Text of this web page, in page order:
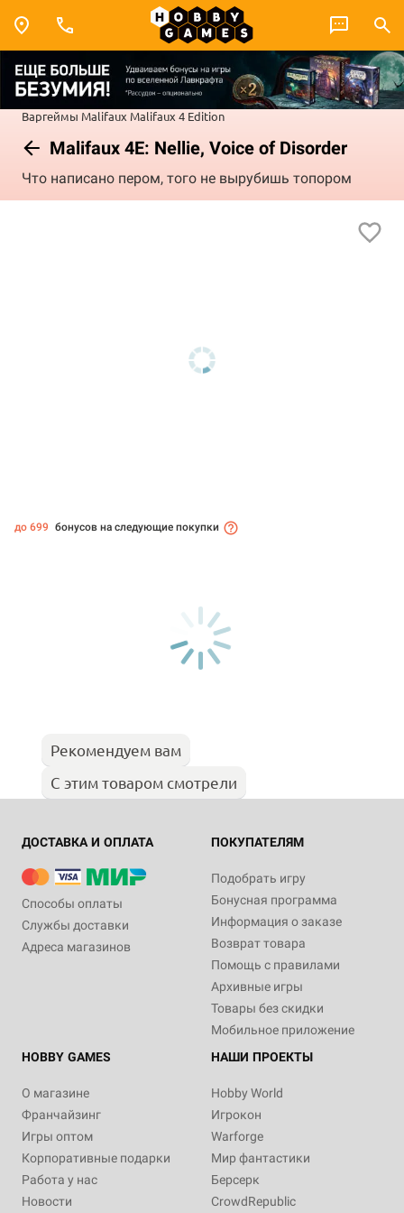
Варгеймы Malifaux Malifaux 4 Edition
Malifaux 4E: Nellie, Voice of Disorder
Что написано пером, того не вырубишь топором
до 699 бонусов на следующие покупки
Рекомендуем вам
С этим товаром смотрели
ДОСТАВКА И ОПЛАТА
Способы оплаты
Службы доставки
Адреса магазинов
ПОКУПАТЕЛЯМ
Подобрать игру
Бонусная программа
Информация о заказе
Возврат товара
Помощь с правилами
Архивные игры
Товары без скидки
Мобильное приложение
HOBBY GAMES
О магазине
Франчайзинг
Игры оптом
Корпоративные подарки
Работа у нас
Новости
НАШИ ПРОЕКТЫ
Hobby World
Игрокон
Warforge
Мир фантастики
Берсерк
CrowdRepublic